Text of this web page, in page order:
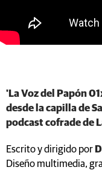
'La Voz del Papón
desde la capilla de
podcast cofrade de
Escrito y dirigido por
Diseño multimedia,